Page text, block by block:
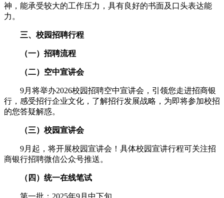
神，能承受较大的工作压力，具有良好的书面及口头表达能
力。
三、校园招聘行程
（一）招聘流程
（二）空中宣讲会
9月将举办2026校园招聘空中宣讲会，引领您走进招商银
行，感受招行企业文化，了解招行发展战略，为即将参加校招
的您答疑解惑。
（三）校园宣讲会
9月起，将开展校园宣讲会！具体校园宣讲行程可关注招
商银行招聘微信公众号推送。
（四）统一在线笔试
第一批：2025年9月中下旬